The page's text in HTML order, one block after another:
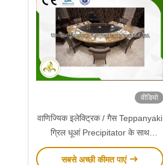
वीडियो
वाणिज्यिक इलेक्ट्रिक / गैस Teppanyaki
ग्रिल धूआं Precipitator के साथ
अनुकूलित
सबसे अच्छी कीमत पाएं